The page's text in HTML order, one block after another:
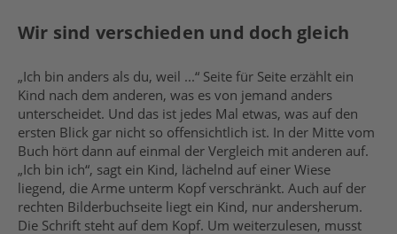
Wir sind verschieden und doch gleich
„Ich bin anders als du, weil ...“ Seite für Seite erzählt ein
Kind nach dem anderen, was es von jemand anders
unterscheidet. Und das ist jedes Mal etwas, was auf den
ersten Blick gar nicht so offensichtlich ist. In der Mitte vom
Buch hört dann auf einmal der Vergleich mit anderen auf.
„Ich bin ich“, sagt ein Kind, lächelnd auf einer Wiese
liegend, die Arme unterm Kopf verschränkt. Auch auf der
rechten Bilderbuchseite liegt ein Kind, nur andersherum.
Die Schrift steht auf dem Kopf. Um weiterzulesen, musst